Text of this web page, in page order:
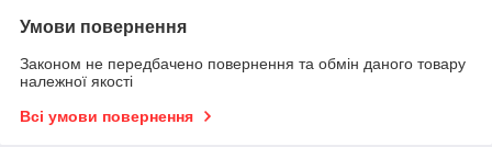
Умови повернення
Законом не передбачено повернення та обмін даного товару
належної якості
Всі умови повернення